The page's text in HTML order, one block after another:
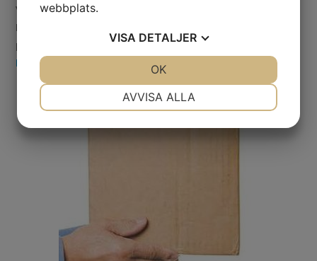
Välstädat Städservice arbetar brett i Karlskrona /
Blekinge och vår arbetsplats är i dagsläget 330
privathem och ett 30-tal kontor & butikstädningar.
Läs mer »
webbplats.
VISA DETALJER
AVVISA ALLA
OK